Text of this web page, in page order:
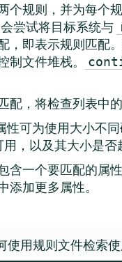
个规则，并为每个
尝试将目标系统与
，即表示规则匹配
制文件堆栈。
配，将检查列表中
性可为使用大小不
，以及其大小是否
含一个要匹配的属
添加更多属性。
使用规则文件检索